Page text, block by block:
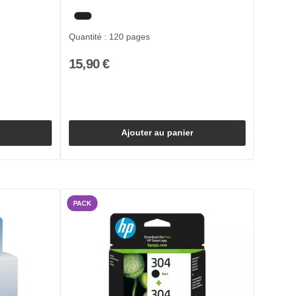
Quantité : 120 pages
15,90 €
Ajouter au panier
PACK